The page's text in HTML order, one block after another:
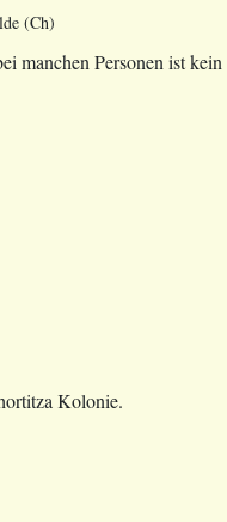
(Ch)
manchen Personen ist kein
Kolonie.